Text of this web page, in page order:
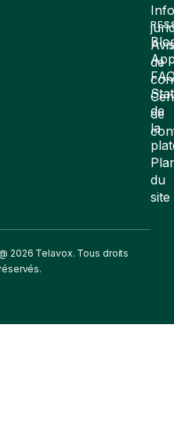
de
la
du
site
Avis
de
de
2026 Telavox. Tous droits